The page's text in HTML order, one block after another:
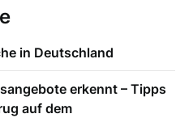
in Deutschland
erkennt – Tipps
auf dem